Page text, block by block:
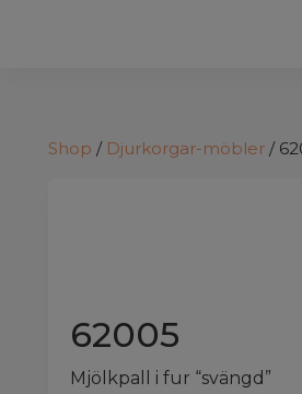
Shop / Djurkorgar-möbler /
62005
Mjölkpall i fur “svängd”